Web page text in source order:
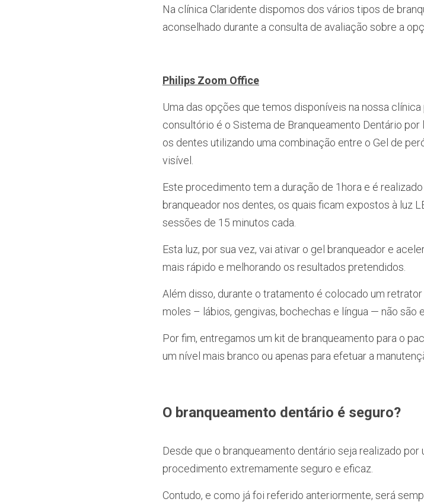
Na clínica Claridente dispomos dos vários tipos de
aconselhado durante a consulta de avaliação sobre a
Philips Zoom Office
Uma das opções que temos disponíveis na nossa
consultório é o Sistema de Branqueamento Dentário
os dentes utilizando uma combinação entre o Gel de
visível.
Este procedimento tem a duração de 1hora e é
branqueador nos dentes, os quais ficam expostos à luz
sessões de 15 minutos cada.
Esta luz, por sua vez, vai ativar o gel branqueador e
mais rápido e melhorando os resultados pretendidos.
Além disso, durante o tratamento é colocado um
moles – lábios, gengivas, bochechas e língua — não são
Por fim, entregamos um kit de branqueamento para o
um nível mais branco ou apenas para efetuar a
O branqueamento dentário é seguro?
Desde que o branqueamento dentário seja realizado por
procedimento extremamente seguro e eficaz.
Contudo, e como já foi referido anteriormente, será